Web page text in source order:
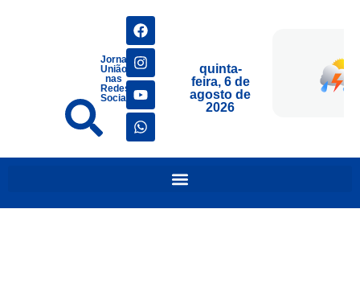
Jornais
União
nas
Redes
Sociais
quinta-
feira, 6 de
agosto de
2026